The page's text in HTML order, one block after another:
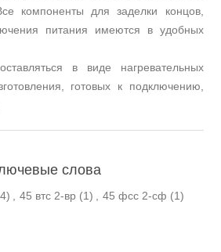
компоненты для заделки концов,
питания имеются в удобных
в виде нагревательных
готовых к подключению,
слова
, 45 втс 2-вр (1) , 45 фсс 2-сф (1)